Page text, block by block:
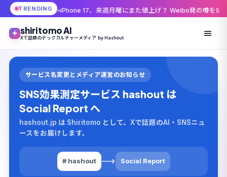
TRENDING
iPhone 17、来週月曜にまた値上げ？ Weibo発の噂を9to5Macが伝えた理由
shiritomo AI
Xで話題のテックカルチャーメディア by Hashout
サービス名変更とメディア運営のお知らせ
SNS効果測定サービス hashout は
Social Report へ
hashout.jp は Shiritomo として、Xで話題のAI・SNSニュ
ースをお届けします。
# hashout Social Report